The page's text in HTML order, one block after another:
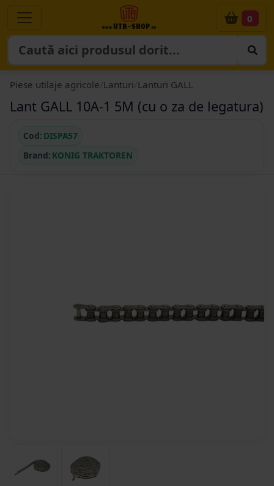
0
Piese utilaje agricole Lanturi Lanturi GALL
Lant GALL 10A-1 5M (cu o za de legatura)
Cod: DISPA57
Brand: KONIG TRAKTOREN